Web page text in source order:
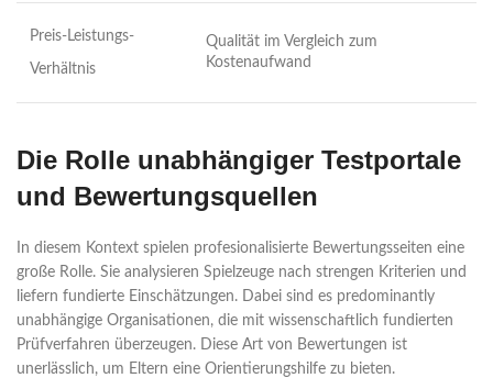
Preis-Leistungs-
Verhältnis
Qualität im Vergleich zum
Kostenaufwand
Die Rolle unabhängiger Testportale
und Bewertungsquellen
In diesem Kontext spielen profesionalisierte Bewertungsseiten eine
große Rolle. Sie analysieren Spielzeuge nach strengen Kriterien und
liefern fundierte Einschätzungen. Dabei sind es predominantly
unabhängige Organisationen, die mit wissenschaftlich fundierten
Prüfverfahren überzeugen. Diese Art von Bewertungen ist
unerlässlich, um Eltern eine Orientierungshilfe zu bieten.